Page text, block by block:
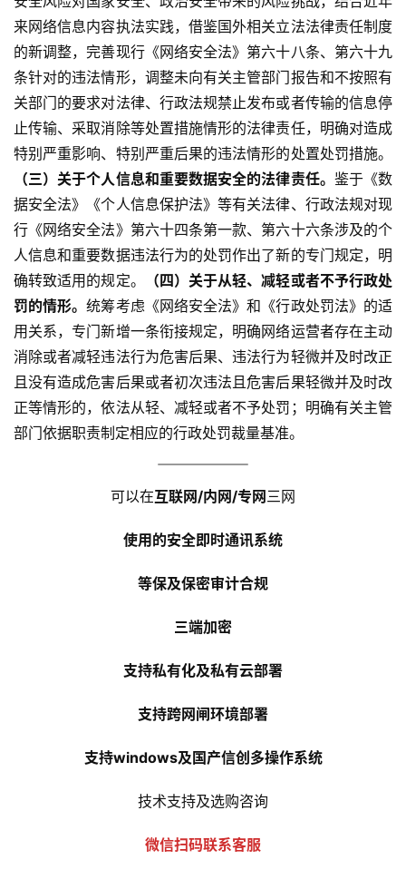
来网络信息内容执法实践，借鉴国外相关立法法律责任制度
的新调整，完善现行《网络安全法》第六十八条、第六十九
条针对的违法情形，调整未向有关主管部门报告和不按照有
关部门的要求对法律、行政法规禁止发布或者传输的信息停
止传输、采取消除等处置措施情形的法律责任，明确对造成
特别严重影响、特别严重后果的违法情形的处置处罚措施。
（三）关于个人信息和重要数据安全的法律责任。 鉴于《数
据安全法》《个人信息保护法》等有关法律、行政法规对现
行《网络安全法》第六十四条第一款、第六十六条涉及的个
人信息和重要数据违法行为的处罚作出了新的专门规定，明
确转致适用的规定。
（四）关于从轻、减轻或者不予行政处
罚的情形。统筹考虑《网络安全法》和《行政处罚法》的适
用关系，专门新增一条衔接规定，明确网络运营者存在主动
消除或者减轻违法行为危害后果、违法行为轻微并及时改正
且没有造成危害后果或者初次违法且危害后果轻微并及时改
正等情形的，依法从轻、减轻或者不予处罚；明确有关主管
部门依据职责制定相应的行政处罚裁量基准。
可以在互联网/内网/专网 三网
使用的安全即时通讯系统
等保及保密审计合规
三端加密
支持私有化及私有云部署
支持跨网闸环境部署
支持windows及国产信创多操作系统
技术支持及选购咨询
微信扫码联系客服